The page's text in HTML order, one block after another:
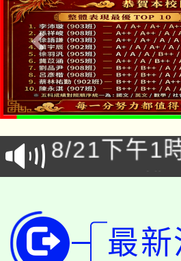
「本色祭
場熱烈登場!
8/21下午1
徵才活動。
YOUNG桃
局官網。
開!
115年桃園
最